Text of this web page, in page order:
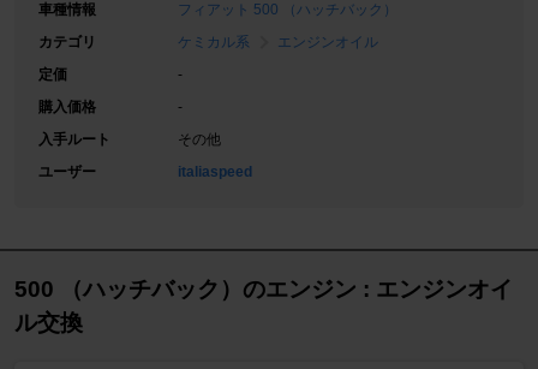
車種情報
フィアット 500 （ハッチバック）
カテゴリ
ケミカル系
エンジンオイル
定価
-
購入価格
-
入手ルート
その他
ユーザー
italiaspeed
500 （ハッチバック）のエンジン : エンジンオイ
ル交換